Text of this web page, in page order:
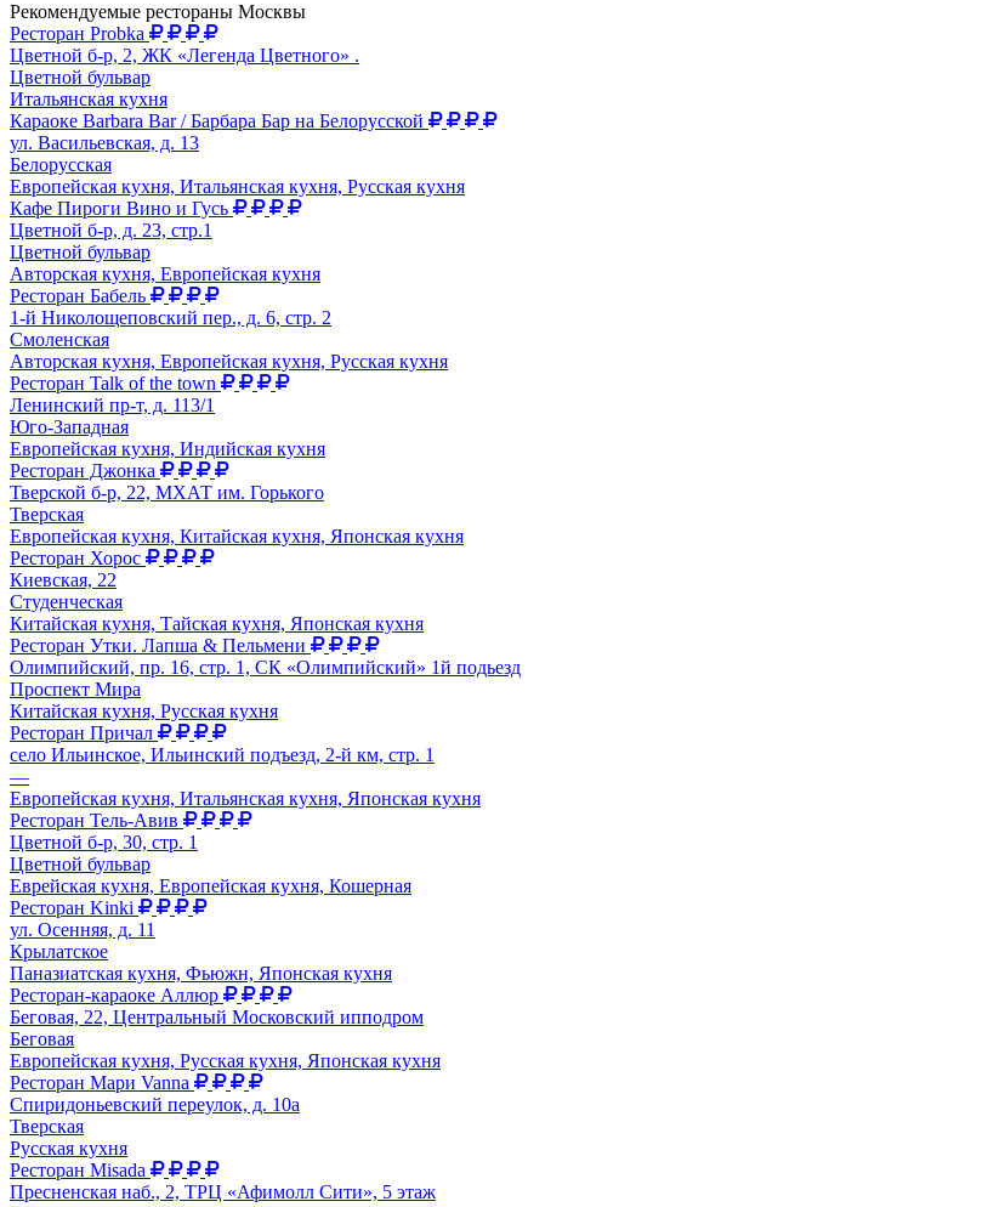
Рекомендуемые рестораны Москвы
Ресторан Probka
Цветной б-р, 2, ЖК «Легенда Цветного» .
Цветной бульвар
Итальянская кухня
Караоке Barbara Bar / Барбара Бар на Белорусской
ул. Васильевская, д. 13
Белорусская
Европейская кухня, Итальянская кухня, Русская кухня
Кафе Пироги Вино и Гусь
Цветной б-р, д. 23, стр.1
Цветной бульвар
Авторская кухня, Европейская кухня
Ресторан Бабель
1-й Николощеповский пер., д. 6, стр. 2
Смоленская
Авторская кухня, Европейская кухня, Русская кухня
Ресторан Talk of the town
Ленинский пр-т, д. 113/1
Юго-Западная
Европейская кухня, Индийская кухня
Ресторан Джонка
Тверской б-р, 22, МХАТ им. Горького
Тверская
Европейская кухня, Китайская кухня, Японская кухня
Ресторан Хорос
Киевская, 22
Студенческая
Китайская кухня, Тайская кухня, Японская кухня
Ресторан Утки. Лапша & Пельмени
Олимпийский, пр. 16, стр. 1, СК «Олимпийский» 1й подьезд
Проспект Мира
Китайская кухня, Русская кухня
Ресторан Причал
село Ильинское, Ильинский подъезд, 2-й км, стр. 1
—
Европейская кухня, Итальянская кухня, Японская кухня
Ресторан Тель-Авив
Цветной б-р, 30, стр. 1
Цветной бульвар
Еврейская кухня, Европейская кухня, Кошерная
Ресторан Kinki
ул. Осенняя, д. 11
Крылатское
Паназиатская кухня, Фьюжн, Японская кухня
Ресторан-караоке Аллюр
Беговая, 22, Центральный Московский ипподром
Беговая
Европейская кухня, Русская кухня, Японская кухня
Ресторан Мари Vanna
Спиридоньевский переулок, д. 10а
Тверская
Русская кухня
Ресторан Misada
Пресненская наб., 2, ТРЦ «Афимолл Сити», 5 этаж